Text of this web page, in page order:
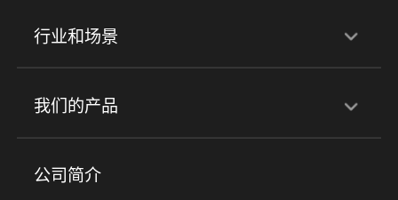
行业和场景
行业解决方案
培训机构 职业技能培训 兴趣培训
金融行业
我们的产品
产品
公司简介